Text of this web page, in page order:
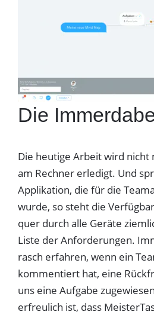
Die
Die heutige Arbeit wird nicht
am Rechner erledigt. Und
Applikation, die für die
wurde, so steht die
quer durch alle Geräte
Liste der Anforderungen.
rasch erfahren, wenn ein
kommentiert hat, eine
uns eine Aufgabe
erfreulich ist, dass